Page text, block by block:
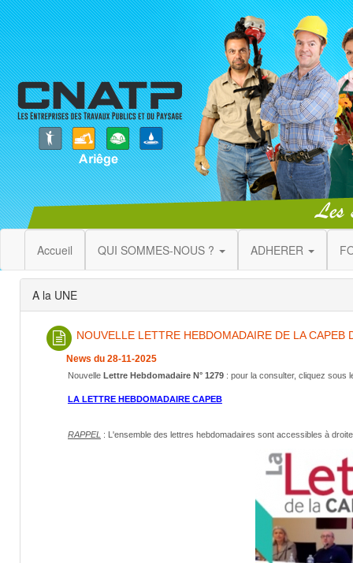
Accueil QUI SOMMES-NOUS ? ADHERER
A la UNE
NOUVELLE LETTRE HEBDOMADAIRE DE LA CAPEB
News du 28-11-2025
Nouvelle Lettre Hebdomadaire N° 1279 : pour la consulter, cliquez sous
LA LETTRE HEBDOMADAIRE CAPEB
RAPPEL : L'ensemble des lettres hebdomadaires sont accessibles à